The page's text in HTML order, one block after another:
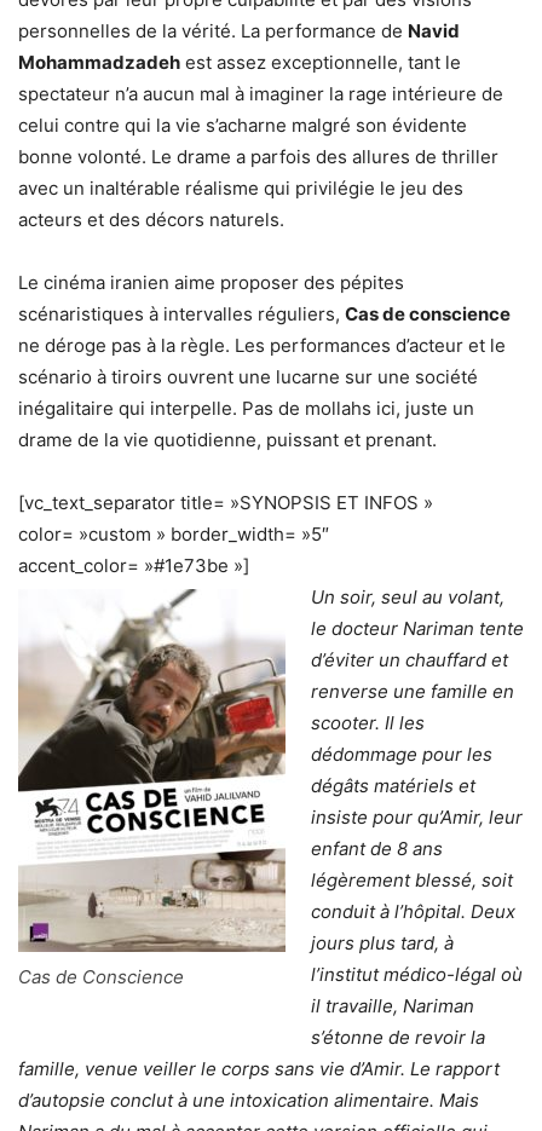
personnelles de la vérité. La performance de Navid
Mohammadzadeh est assez exceptionnelle, tant le
spectateur n’a aucun mal à imaginer la rage intérieure de
celui contre qui la vie s’acharne malgré son évidente
bonne volonté. Le drame a parfois des allures de thriller
avec un inaltérable réalisme qui privilégie le jeu des
acteurs et des décors naturels.
Le cinéma iranien aime proposer des pépites
scénaristiques à intervalles réguliers, Cas de conscience
ne déroge pas à la règle. Les performances d’acteur et le
scénario à tiroirs ouvrent une lucarne sur une société
inégalitaire qui interpelle. Pas de mollahs ici, juste un
drame de la vie quotidienne, puissant et prenant.
[vc_text_separator title= »SYNOPSIS ET INFOS »
color= »custom » border_width= »5″
accent_color= »#1e73be »]
Cas de Conscience
Un soir, seul au volant,
le docteur Nariman tente
d’éviter un chauffard et
renverse une famille en
scooter. Il les
dédommage pour les
dégâts matériels et
insiste pour qu’Amir, leur
enfant de 8 ans
légèrement blessé, soit
conduit à l’hôpital. Deux
jours plus tard, à
l’institut médico-légal où
il travaille, Nariman
s’étonne de revoir la
famille, venue veiller le corps sans vie d’Amir. Le rapport
d’autopsie conclut à une intoxication alimentaire. Mais